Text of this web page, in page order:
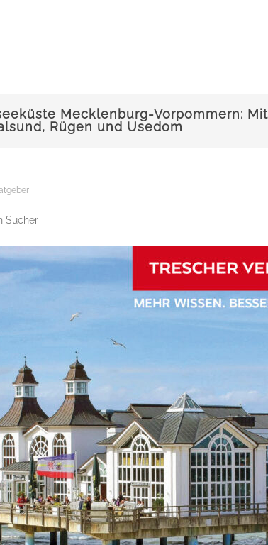
Mecklenburg-Vorpommern: Mit
Rügen und Usedom
Sucher